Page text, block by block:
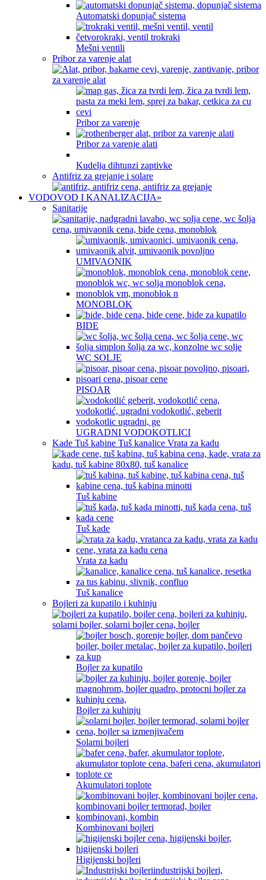
Automatski dopunjač sistema
Mešni ventili
Pribor za varenje alat
Pribor za varenje
Pribor za varenje alati
Kudelja dihtunzi zaptivke
Antifriz za grejanje i solare
VODOVOD I KANALIZACIJA»
Sanitarije
UMIVAONIK
MONOBLOK
BIDE
WC SOLJE
PISOAR
UGRADNI VODOKOTLICI
Kade Tuš kabine Tuš kanalice Vrata za kadu
Tuš kabine
Tuš kade
Vrata za kadu
Tuš kanalice
Bojleri za kupatilo i kuhinju
Bojler za kupatilo
Bojler za kuhinju
Solarni bojleri
Akumulatori toplote
Kombinovani bojleri
Higijenski bojleri